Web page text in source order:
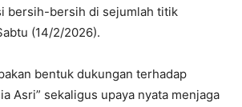
bersih-bersih di sejumlah titik
(14/2/2026).
bentuk dukungan terhadap
Asri” sekaligus upaya nyata menjaga